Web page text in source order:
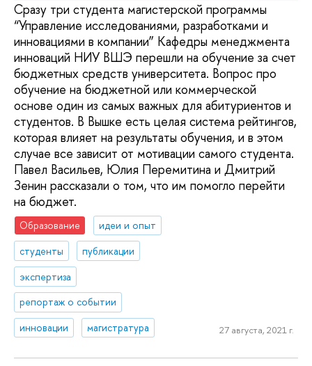
Сразу три студента магистерской программы
“Управление исследованиями, разработками и
инновациями в компании” Кафедры менеджмента
инноваций НИУ ВШЭ перешли на обучение за счет
бюджетных средств университета. Вопрос про
обучение на бюджетной или коммерческой
основе один из самых важных для абитуриентов и
студентов. В Вышке есть целая система рейтингов,
которая влияет на результаты обучения, и в этом
случае все зависит от мотивации самого студента.
Павел Васильев, Юлия Перемитина и Дмитрий
Зенин рассказали о том, что им помогло перейти
на бюджет.
Образование
идеи и опыт
студенты
публикации
экспертиза
репортаж о событии
инновации
магистратура 27 августа, 2021 г.